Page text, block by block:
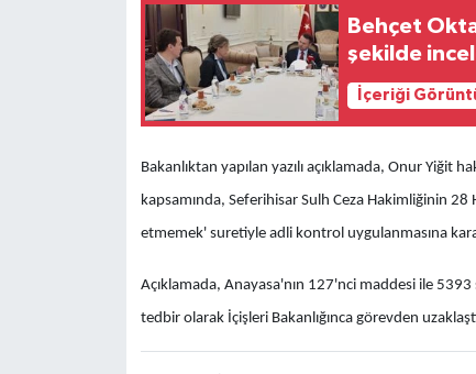
Behçet
şekilde
İçeriği
Bakanlıktan yapılan yazılı açıklamada, Onur
kapsamında, Seferihisar Sulh Ceza Hakimliğinin
etmemek' suretiyle adli kontrol uygulanmasına
Açıklamada, Anayasa'nın 127'nci maddesi ile
tedbir olarak İçişleri Bakanlığınca görevden